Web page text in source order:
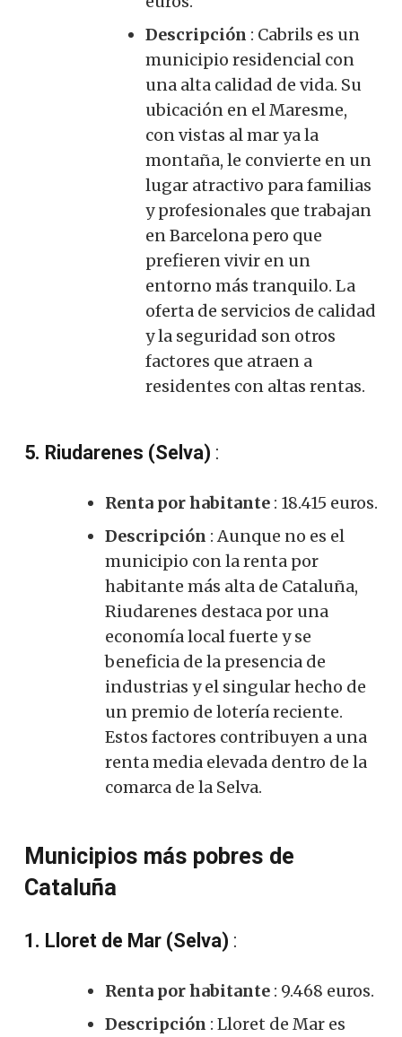
Descripción : Cabrils es un
municipio residencial con
una alta calidad de vida. Su
ubicación en el Maresme,
con vistas al mar ya la
montaña, le convierte en un
lugar atractivo para familias
y profesionales que trabajan
en Barcelona pero que
prefieren vivir en un
entorno más tranquilo. La
oferta de servicios de calidad
y la seguridad son otros
factores que atraen a
residentes con altas rentas.
5. Riudarenes (Selva) :
Renta por habitante : 18.415 euros.
Descripción : Aunque no es el
municipio con la renta por
habitante más alta de Cataluña,
Riudarenes destaca por una
economía local fuerte y se
beneficia de la presencia de
industrias y el singular hecho de
un premio de lotería reciente.
Estos factores contribuyen a una
renta media elevada dentro de la
comarca de la Selva.
Municipios más pobres de
Cataluña
1. Lloret de Mar (Selva) :
Renta por habitante : 9.468 euros.
Descripción : Lloret de Mar es